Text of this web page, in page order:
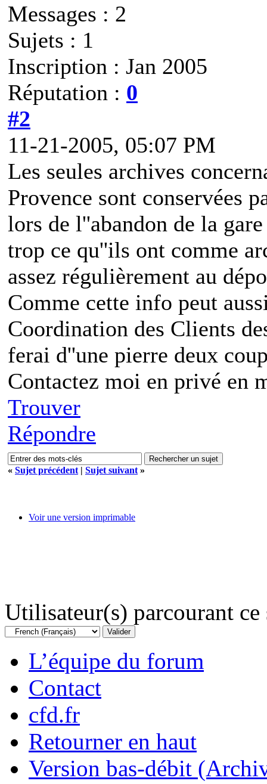
Messages : 2
Sujets : 1
Inscription : Jan 2005
Réputation : 0
#2
11-21-2005, 05:07 PM
Les seules archives
Provence sont conservées
lors de l''abandon de la
trop ce qu''ils ont comme
assez régulièrement au
Comme cette info peut
Coordination des Clients
ferai d''une pierre deux
Contactez moi en privé en
Trouver
Répondre
« Sujet précédent | Sujet suivant »
Voir une version imprimable
Utilisateur(s) parcourant
L’équipe du forum
Contact
cfd.fr
Retourner en haut
Version bas-débit